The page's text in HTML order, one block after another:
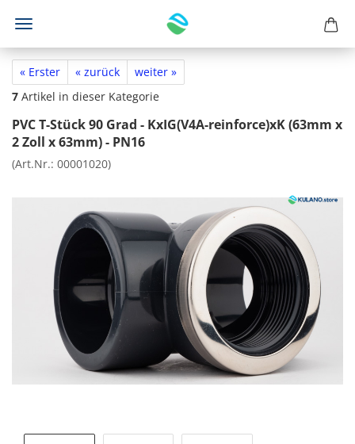
« Erster « zurück
weiter »
7 Artikel in dieser Kategorie
PVC T-Stück 90 Grad - KxIG(V4A-reinforce)xK (63mm x
2 Zoll x 63mm) - PN16
(Art.Nr.: 00001020)